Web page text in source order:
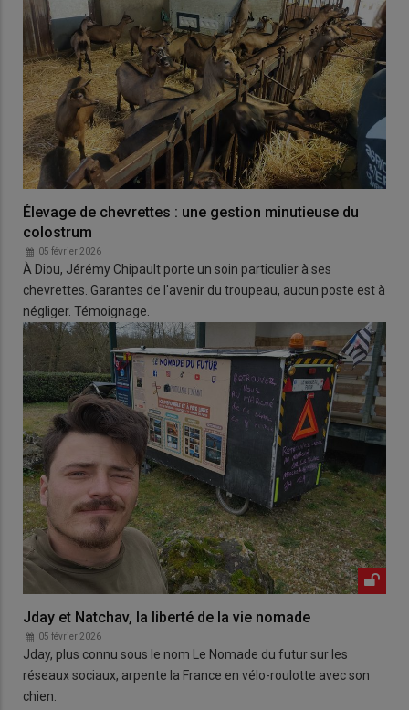
Élevage de chevrettes : une gestion minutieuse du
colostrum
05 février 2026
À Diou, Jérémy Chipault porte un soin particulier à ses
chevrettes. Garantes de l'avenir du troupeau, aucun poste est à
négliger. Témoignage.
Jday et Natchav, la liberté de la vie nomade
05 février 2026
Jday, plus connu sous le nom Le Nomade du futur sur les
réseaux sociaux, arpente la France en vélo-roulotte avec son
chien.